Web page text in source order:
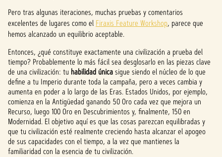
Pero tras algunas iteraciones, muchas pruebas y comentarios
excelentes de lugares como el Firaxis Feature Workshop, parece que
hemos alcanzado un equilibrio aceptable.
Entonces, ¿qué constituye exactamente una civilización a prueba del
tiempo? Probablemente lo más fácil sea desglosarlo en las piezas clave
de una civilización: tu habilidad únicasigue siendo el núcleo de lo que
define a tu Imperio durante toda la campaña, pero a veces cambia y
aumenta en poder a lo largo de las Eras. Estados Unidos, por ejemplo,
comienza en la Antigüedad ganando 50 Oro cada vez que mejora un
Recurso, luego 100 Oro en Descubrimientos y, finalmente, 150 en
Modernidad. El objetivo aquí es que las cosas parezcan equilibradas y
que tu civilización esté realmente creciendo hasta alcanzar el apogeo
de sus capacidades con el tiempo, a la vez que mantienes la
familiaridad con la esencia de tu civilización.